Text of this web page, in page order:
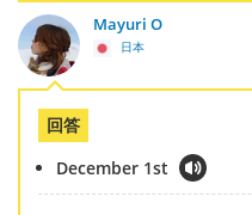
Mayuri O
日本
回答
December 1st